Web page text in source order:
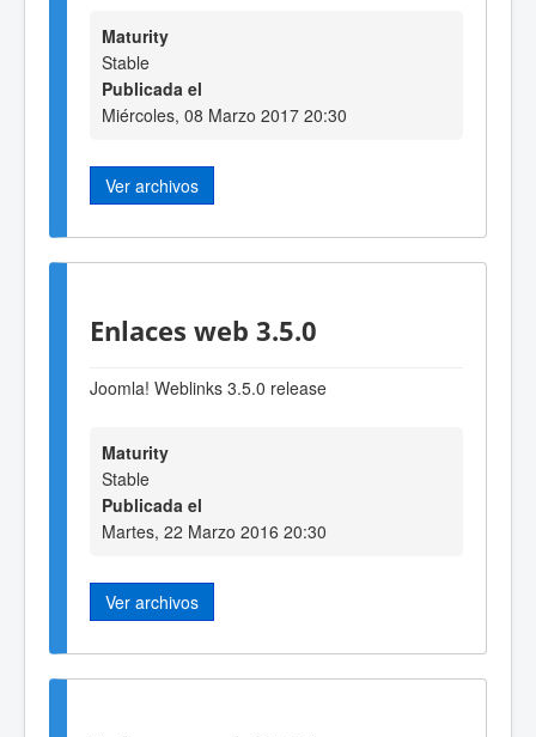
Maturity
Stable
Publicada el
Miércoles, 08 Marzo 2017 20:30
Ver archivos
Enlaces web 3.5.0
Joomla! Weblinks 3.5.0 release
Maturity
Stable
Publicada el
Martes, 22 Marzo 2016 20:30
Ver archivos